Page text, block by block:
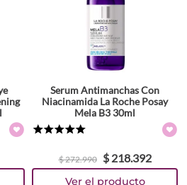
Serum Antimanchas Con
Niacinamida La Roche Posay
Mela B3 30ml
$272.990 $ 218.392